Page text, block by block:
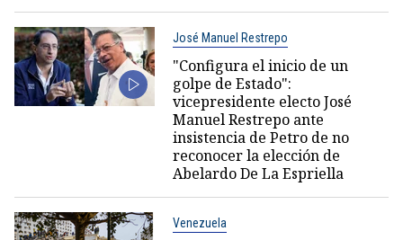
José Manuel Restrepo
"Configura el inicio de un
golpe de Estado":
vicepresidente electo José
Manuel Restrepo ante
insistencia de Petro de no
reconocer la elección de
Abelardo De La Espriella
Venezuela